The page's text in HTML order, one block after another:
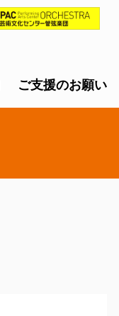
ご支援のお願い